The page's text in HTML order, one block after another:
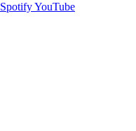
SpotifyYouTube